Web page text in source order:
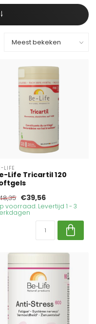
LIFE
Life Tricartil 120
€39,56
voorraad. Levertijd 1 - 3